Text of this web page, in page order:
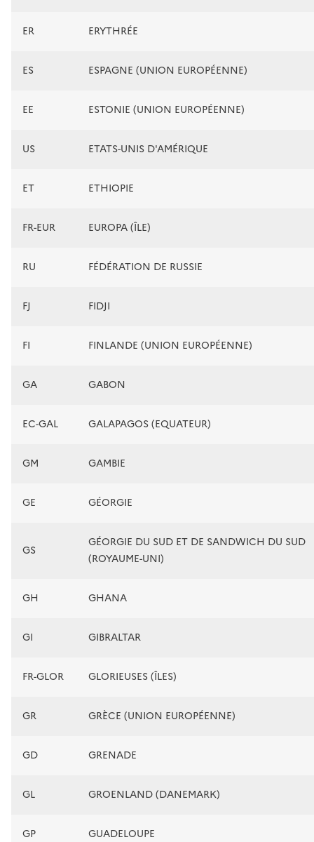
ER ERYTHRÉE
ES ESPAGNE (UNION EUROPÉENNE)
EE ESTONIE (UNION EUROPÉENNE)
US ETATS-UNIS D'AMÉRIQUE
ET ETHIOPIE
FR-EUR EUROPA (ÎLE)
RU FÉDÉRATION DE RUSSIE
FJ FIDJI
FI FINLANDE (UNION EUROPÉENNE)
GA GABON
EC-GAL GALAPAGOS (EQUATEUR)
GM GAMBIE
GE GÉORGIE
GS
GÉORGIE DU SUD ET DE SANDWICH DU SUD
(ROYAUME-UNI)
GH GHANA
GI GIBRALTAR
FR-GLOR GLORIEUSES (ÎLES)
GR GRÈCE (UNION EUROPÉENNE)
GD GRENADE
GL GROENLAND (DANEMARK)
GP GUADELOUPE